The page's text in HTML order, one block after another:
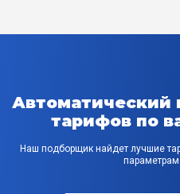
Автоматический
тарифов по
Наш подборщик найдет лучшие